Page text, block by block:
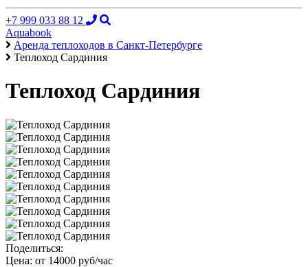
+7 999 033 88 12
Aquabook
Аренда теплоходов в Санкт-Петербурге
Теплоход Сардиния
Теплоход Сардиния
Поделиться:
Цена: от 14000 руб/час